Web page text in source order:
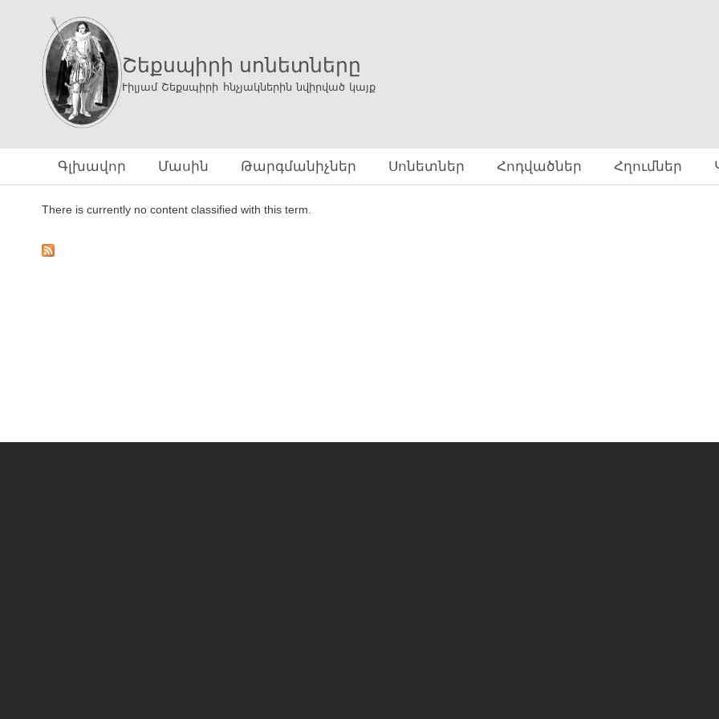
Շեքսպիրի սոնետները
Ւիլյամ Շեքսպիրի հնչյակներին նվիրված կայք
Գլխավոր Մասին Թարգմանիչներ Սոնետներ Հոդվածներ Հղումներ
There is currently no content classified with this term.